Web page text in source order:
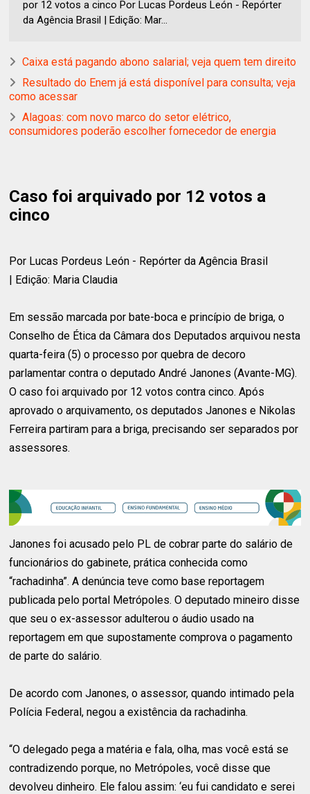
por 12 votos a cinco Por Lucas Pordeus León - Repórter
da Agência Brasil | Edição: Mar...
Caixa está pagando abono salarial; veja quem tem direito
Resultado do Enem já está disponível para consulta; veja
como acessar
Alagoas: com novo marco do setor elétrico,
consumidores poderão escolher fornecedor de energia
Caso foi arquivado por 12 votos a
cinco
Por Lucas Pordeus León - Repórter da Agência Brasil
| Edição: Maria Claudia
Em sessão marcada por bate-boca e princípio de briga, o
Conselho de Ética da Câmara dos Deputados arquivou nesta
quarta-feira (5) o processo por quebra de decoro
parlamentar contra o deputado André Janones (Avante-MG).
O caso foi arquivado por 12 votos contra cinco. Após
aprovado o arquivamento, os deputados Janones e Nikolas
Ferreira partiram para a briga, precisando ser separados por
assessores.
Janones foi acusado pelo PL de cobrar parte do salário de
funcionários do gabinete, prática conhecida como
“rachadinha”. A denúncia teve como base reportagem
publicada pelo portal Metrópoles. O deputado mineiro disse
que seu o ex-assessor adulterou o áudio usado na
reportagem em que supostamente comprova o pagamento
de parte do salário.
De acordo com Janones, o assessor, quando intimado pela
Polícia Federal, negou a existência da rachadinha.
“O delegado pega a matéria e fala, olha, mas você está se
contradizendo porque, no Metrópoles, você disse que
devolveu dinheiro. Ele falou assim: ‘eu fui candidato e serei